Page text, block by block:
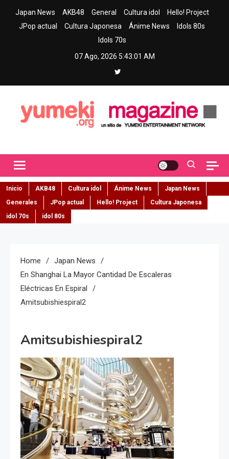
Japan News AKB48 General Cultura idol
Hello! Project
JPop actual
Cultura Japonesa Ánime News
Idols 80s
Idols 70s
07 Ago, 2026 5:43:02 AM
Inicio AKB48 Cultura idol Ánime News
Japan News
Generales
JPop actual Hello! Project
Cultura Japonesa
idol 70s
idol 80s
Home
Japan News
En Shanghai La Mayor Cantidad De Escaleras
Eléctricas En Espiral
Amitsubishiespiral2
Amitsubishiespiral2